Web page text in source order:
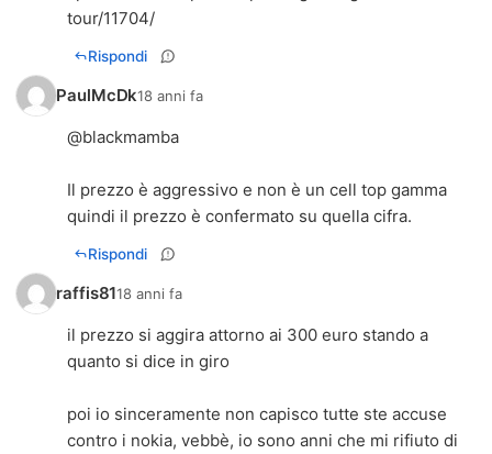
tour/11704/
Rispondi
PaulMcDk18 anni fa
@blackmamba
Il prezzo è aggressivo e non è un cell top gamma
quindi il prezzo è confermato su quella cifra.
Rispondi
raffis8118 anni fa
il prezzo si aggira attorno ai 300 euro stando a
quanto si dice in giro
poi io sinceramente non capisco tutte ste accuse
contro i nokia, vebbè, io sono anni che mi rifiuto di